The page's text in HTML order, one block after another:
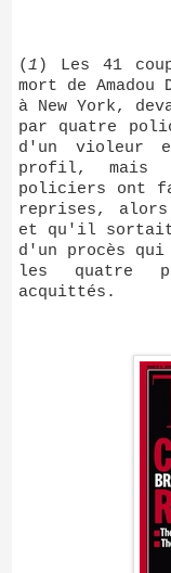
(1 ) Les 41
mort de
à New York,
par quatre
d'un violeur
profil, mais
policiers ont
reprises,
et qu'il
d'un procès
les quatre
acquittés.